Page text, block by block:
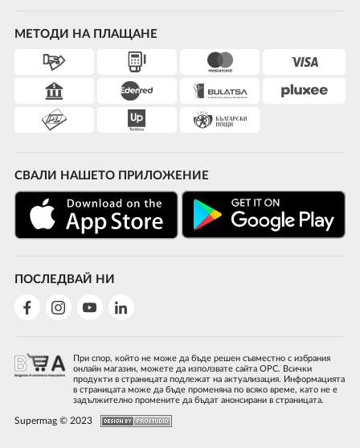
МЕТОДИ НА ПЛАЩАНЕ
СВАЛИ НАШЕТО ПРИЛОЖЕНИЕ
ПОСЛЕДВАЙ НИ
При спор, който не може да бъде решен съвместно с избрания
онлайн магазин, можете да използвате сайта ОРС. Всички
продукти в страницата подлежат на актуализация. Информацията
в страницата може да бъде променяна по всяко време, като не е
задължително промените да бъдат анонсирани в страницата.
Supermag © 2023